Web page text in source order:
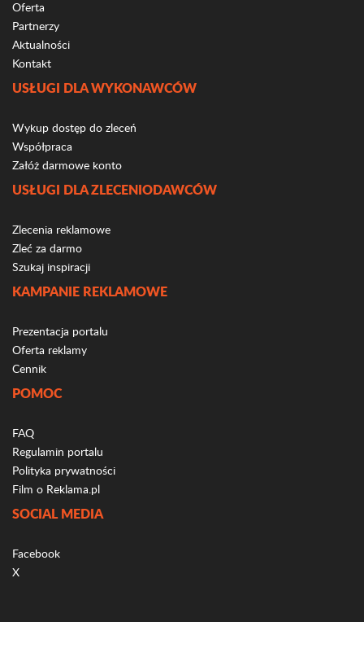
Oferta
Partnerzy
Aktualności
Kontakt
USŁUGI DLA WYKONAWCÓW
Wykup dostęp do zleceń
Współpraca
Załóż darmowe konto
USŁUGI DLA ZLECENIODAWCÓW
Zlecenia reklamowe
Zleć za darmo
Szukaj inspiracji
KAMPANIE REKLAMOWE
Prezentacja portalu
Oferta reklamy
Cennik
POMOC
FAQ
Regulamin portalu
Polityka prywatności
Film o Reklama.pl
SOCIAL MEDIA
Facebook
X